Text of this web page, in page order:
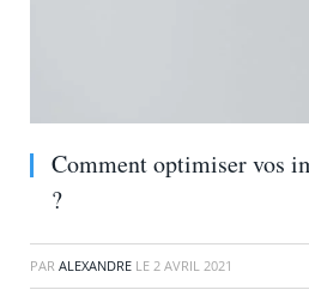
Comment optimiser vos
?
PAR ALEXANDRE LE 2 AVRIL 2021